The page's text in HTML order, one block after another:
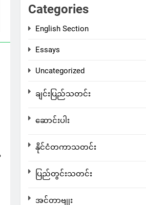
Categories
English Section
Essays
Uncategorized
ချင်းပြည်သတင်း
ဆောင်းပါး
နိုင်ငံတကာသတင်း
ပြည်တွင်းသတင်း
အင်တာဗျုး